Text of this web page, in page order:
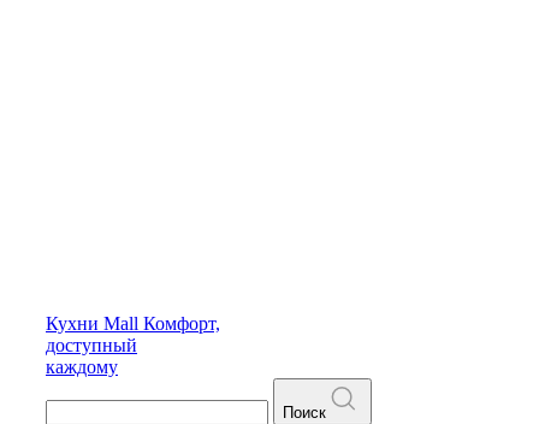
Кухни Mall Комфорт,
доступный
каждому
Поиск